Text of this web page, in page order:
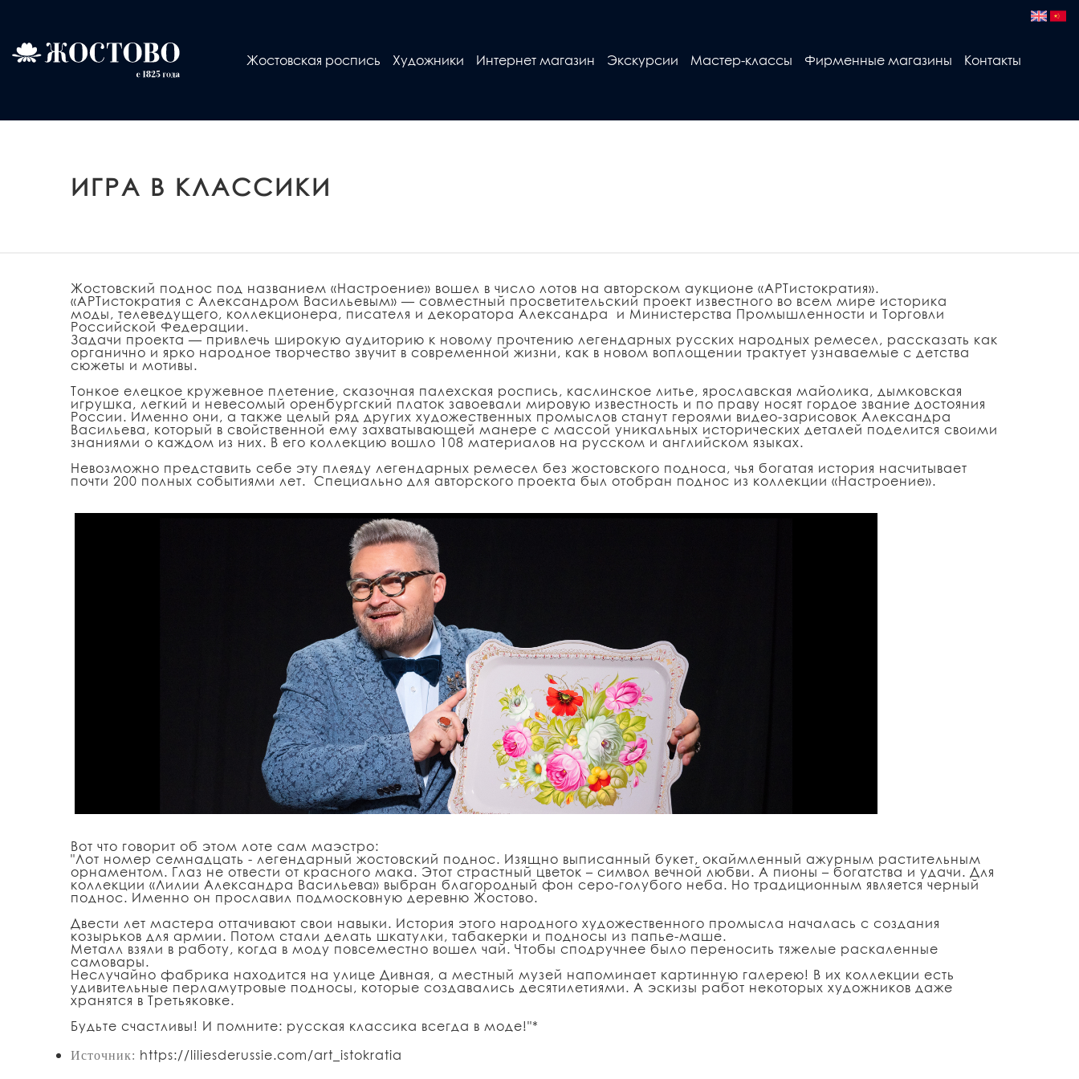
Жостовская роспись Художники Интернет магазин Экскурсии Мастер-классы Фирменные магазины Контакты
ИГРА В КЛАССИКИ
Жостовский поднос под названием «Настроение» вошел в число лотов на авторском аукционе «АРТистократия».
«АРТистократия с Александром Васильевым» — совместный просветительский проект известного во всем мире историка
моды, телеведущего, коллекционера, писателя и декоратора Александра и Министерства Промышленности и Торговли
Российской Федерации.
Задачи проекта — привлечь широкую аудиторию к новому прочтению легендарных русских народных ремесел, рассказать как
органично и ярко народное творчество звучит в современной жизни, как в новом воплощении трактует узнаваемые с детства
сюжеты и мотивы.
Тонкое елецкое кружевное плетение, сказочная палехская роспись, каслинское литье, ярославская майолика, дымковская
игрушка, легкий и невесомый оренбургский платок завоевали мировую известность и по праву носят гордое звание достояния
России. Именно они, а также целый ряд других художественных промыслов станут героями видео-зарисовок Александра
Васильева, который в свойственной ему захватывающей манере с массой уникальных исторических деталей поделится своими
знаниями о каждом из них. В его коллекцию вошло 108 материалов на русском и английском языках.
Невозможно представить себе эту плеяду легендарных ремесел без жостовского подноса, чья богатая история насчитывает
почти 200 полных событиями лет. Специально для авторского проекта был отобран поднос из коллекции «Настроение».
Вот что говорит об этом лоте сам маэстро:
"Лот номер семнадцать - легендарный жостовский поднос. Изящно выписанный букет, окаймленный ажурным растительным
орнаментом. Глаз не отвести от красного мака. Этот страстный цветок – символ вечной любви. А пионы – богатства и удачи. Для
коллекции «Лилии Александра Васильева» выбран благородный фон серо-голубого неба. Но традиционным является черный
поднос. Именно он прославил подмосковную деревню Жостово.
Двести лет мастера оттачивают свои навыки. История этого народного художественного промысла началась с создания
козырьков для армии. Потом стали делать шкатулки, табакерки и подносы из папье-маше.
Металл взяли в работу, когда в моду повсеместно вошел чай. Чтобы сподручнее было переносить тяжелые раскаленные
самовары.
Неслучайно фабрика находится на улице Дивная, а местный музей напоминает картинную галерею! В их коллекции есть
удивительные перламутровые подносы, которые создавались десятилетиями. А эскизы работ некоторых художников даже
хранятся в Третьяковке.
Будьте счастливы! И помните: русская классика всегда в моде!"*
Источник: https://liliesderussie.com/art_ istokratia